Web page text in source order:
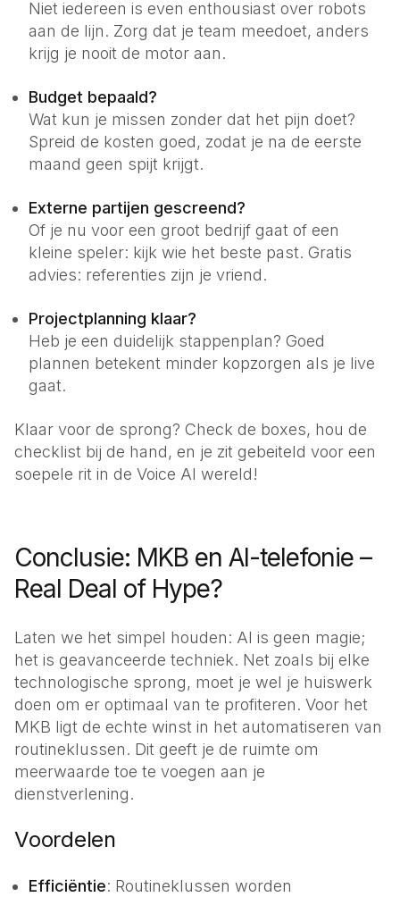
Niet iedereen is even enthousiast over robots
aan de lijn. Zorg dat je team meedoet, anders
krijg je nooit de motor aan.
Budget bepaald?
Wat kun je missen zonder dat het pijn doet?
Spreid de kosten goed, zodat je na de eerste
maand geen spijt krijgt.
Externe partijen gescreend?
Of je nu voor een groot bedrijf gaat of een
kleine speler: kijk wie het beste past. Gratis
advies: referenties zijn je vriend.
Projectplanning klaar?
Heb je een duidelijk stappenplan? Goed
plannen betekent minder kopzorgen als je live
gaat.
Klaar voor de sprong? Check de boxes, hou de
checklist bij de hand, en je zit gebeiteld voor een
soepele rit in de Voice AI wereld!
Conclusie: MKB en AI-telefonie –
Real Deal of Hype?
Laten we het simpel houden: AI is geen magie;
het is geavanceerde techniek. Net zoals bij elke
technologische sprong, moet je wel je huiswerk
doen om er optimaal van te profiteren. Voor het
MKB ligt de echte winst in het automatiseren van
routineklussen. Dit geeft je de ruimte om
meerwaarde toe te voegen aan je
dienstverlening.
Voordelen
Efficiëntie: Routineklussen worden